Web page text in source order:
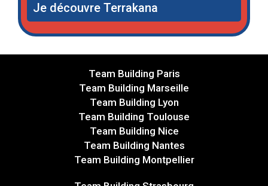
Je découvre Terrakana
Team Building Paris
Team Building Marseille
Team Building Lyon
Team Building Toulouse
Team Building Nice
Team Building Nantes
Team Building Montpellier